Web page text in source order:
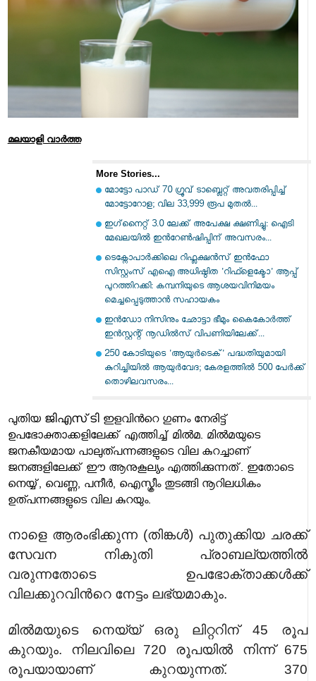
മലയാളി വാര്‍ത്ത
More Stories...
മോട്ടോ പാഡ് 70 ഗ്രൂവ് ടാബ്ലെറ്റ് അവതരിപ്പിച്ച്
മോട്ടോറോള; വില 33,999 രൂപ മുതൽ...
ഇഗ്‌നൈറ്റ് 3.0 ലേക്ക് അപേക്ഷ ക്ഷണിച്ചു: ഐടി
മേഖലയില്‍ ഇന്‍റേണ്‍ഷിപ്പിന് അവസരം...
ടെക്നോപാര്‍ക്കിലെ റിഫ്ലക്ഷന്‍സ് ഇന്‍ഫോ
സിസ്റ്റംസ് എഐ അധിഷ്ഠിത 'റിഫ്ളെക്ടോ' ആപ്പ്
പുറത്തിറക്കി: കമ്പനിയുടെ ആശയവിനിമയം
മെച്ചപ്പെടുത്താന്‍ സഹായകം
ഇൻഡോ നിസിനും ഛോട്ടാ ഭീമും കൈകോർത്ത്
ഇൻസ്റ്റന്റ് നൂഡിൽസ് വിപണിയിലേക്ക്...
250 കോടിയുടെ 'ആയുർടെക്' പദ്ധതിയുമായി
കുറിച്ചിയിൽ ആയുർവേദ; കേരളത്തിൽ 500 പേർക്ക്
തൊഴിലവസരം...
പുതിയ ജിഎസ് ടിഇളവിന്‍റെ ഗുണം നേരിട്ട്
ഉപഭോക്താക്കളിലേക്ക് എത്തിച്ച് മില്‍മ. മില്‍മയുടെ
ജനകീയമായ പാലുത്പന്നങ്ങളുടെ വില കുറച്ചാണ്
ജനങ്ങളിലേക്ക് ഈ ആനുകൂല്യം എത്തിക്കുന്നത്. ഇതോടെ
നെയ്യ്, വെണ്ണ, പനീര്‍, ഐസ്ക്രീം തുടങ്ങി നൂറിലധികം
ഉത്പന്നങ്ങളുടെ വില കുറയും.
നാളെ ആരംഭിക്കുന്ന (തിങ്കള്‍) പുതുക്കിയ ചരക്ക്
സേവന നികുതി പ്രാബല്യത്തില്‍
വരുന്നതോടെ ഉപഭോക്താക്കള്‍ക്ക്
വിലക്കുറവിന്‍റെ നേട്ടം ലഭ്യമാകും.
മില്‍മയുടെ നെയ്യ് ഒരു ലിറ്ററിന് 45 രൂപ
കുറയും. നിലവിലെ 720 രൂപയില്‍ നിന്ന് 675
രൂപയായാണ് കുറയുന്നത്. 370